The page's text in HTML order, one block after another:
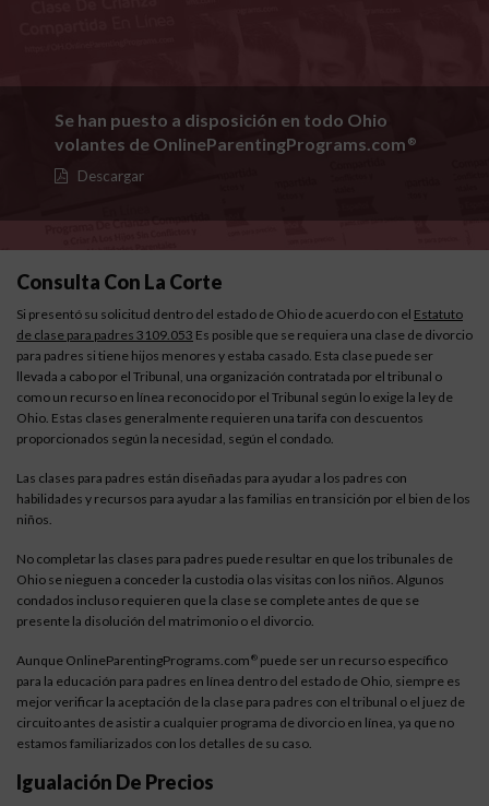
Se han puesto a disposición en todo Ohio
volantes de OnlineParentingPrograms.com ®
Descargar
Consulta Con La Corte
Si presentó su solicitud dentro del estado de Ohio de acuerdo con el Estatuto
de clase para padres 3109.053 Es posible que se requiera una clase de divorcio
para padres si tiene hijos menores y estaba casado. Esta clase puede ser
llevada a cabo por el Tribunal, una organización contratada por el tribunal o
como un recurso en línea reconocido por el Tribunal según lo exige la ley de
Ohio. Estas clases generalmente requieren una tarifa con descuentos
proporcionados según la necesidad, según el condado.
Las clases para padres están diseñadas para ayudar a los padres con
habilidades y recursos para ayudar a las familias en transición por el bien de los
niños.
No completar las clases para padres puede resultar en que los tribunales de
Ohio se nieguen a conceder la custodia o las visitas con los niños. Algunos
condados incluso requieren que la clase se complete antes de que se
presente la disolución del matrimonio o el divorcio.
Aunque OnlineParentingPrograms.com ® puede ser un recurso específico
para la educación para padres en línea dentro del estado de Ohio, siempre es
mejor verificar la aceptación de la clase para padres con el tribunal o el juez de
circuito antes de asistir a cualquier programa de divorcio en línea, ya que no
estamos familiarizados con los detalles de su caso.
Igualación De Precios